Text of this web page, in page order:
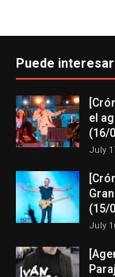
Puede
el
(16/
July
(15/
July